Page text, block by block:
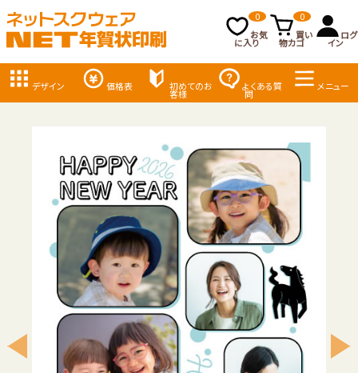
お気
に入り
0
買い
物カゴ
0
ログ
イン
デザイン 価格表 初めてのお
客様
よくある質
問
メニュー